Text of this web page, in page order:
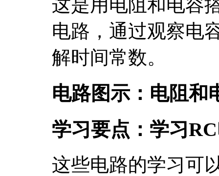
这是用电阻和电容
电路，通过观察电
解时间常数。
电路图示：电阻和
学习要点：学习
这些电路的学习可